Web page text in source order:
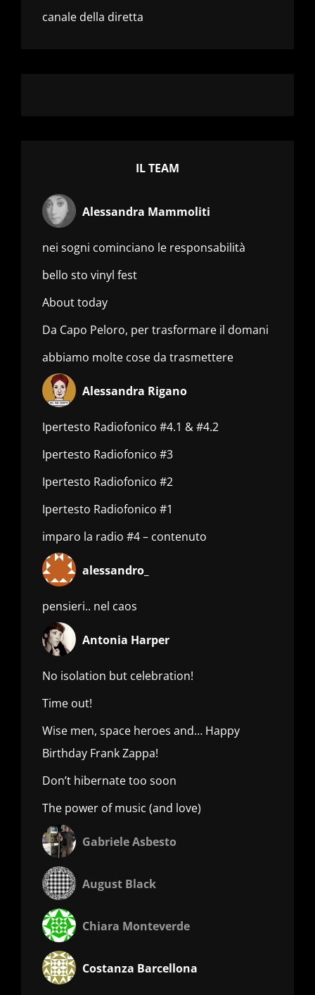
canale della diretta
IL TEAM
Alessandra Mammoliti
nei sogni cominciano le responsabilità
bello sto vinyl fest
About today
Da Capo Peloro, per trasformare il domani
abbiamo molte cose da trasmettere
Alessandra Rigano
Ipertesto Radiofonico #4.1 & #4.2
Ipertesto Radiofonico #3
Ipertesto Radiofonico #2
Ipertesto Radiofonico #1
imparo la radio #4 – contenuto
alessandro_
pensieri.. nel caos
Antonia Harper
No isolation but celebration!
Time out!
Wise men, space heroes and… Happy
Birthday Frank Zappa!
Don’t hibernate too soon
The power of music (and love)
Gabriele Asbesto
August Black
Chiara Monteverde
Costanza Barcellona